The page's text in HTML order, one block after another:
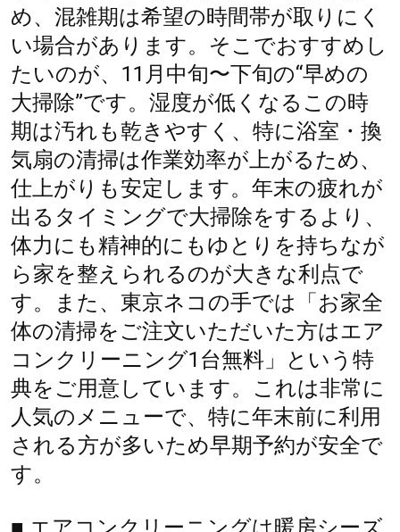
め、混雑期は希望の時間帯が取りにく
い場合があります。そこでおすすめし
たいのが、11月中旬〜下旬の“早めの
大掃除”です。湿度が低くなるこの時
期は汚れも乾きやすく、特に浴室・換
気扇の清掃は作業効率が上がるため、
仕上がりも安定します。年末の疲れが
出るタイミングで大掃除をするより、
体力にも精神的にもゆとりを持ちなが
ら家を整えられるのが大きな利点で
す。また、東京ネコの手では「お家全
体の清掃をご注文いただいた方はエア
コンクリーニング1台無料」という特
典をご用意しています。これは非常に
人気のメニューで、特に年末前に利用
される方が多いため早期予約が安全で
す。